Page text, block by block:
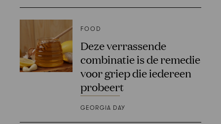
FOOD
Deze verrassende
combinatie is de remedie
voor griep die iedereen
probeert
GEORGIA DAY